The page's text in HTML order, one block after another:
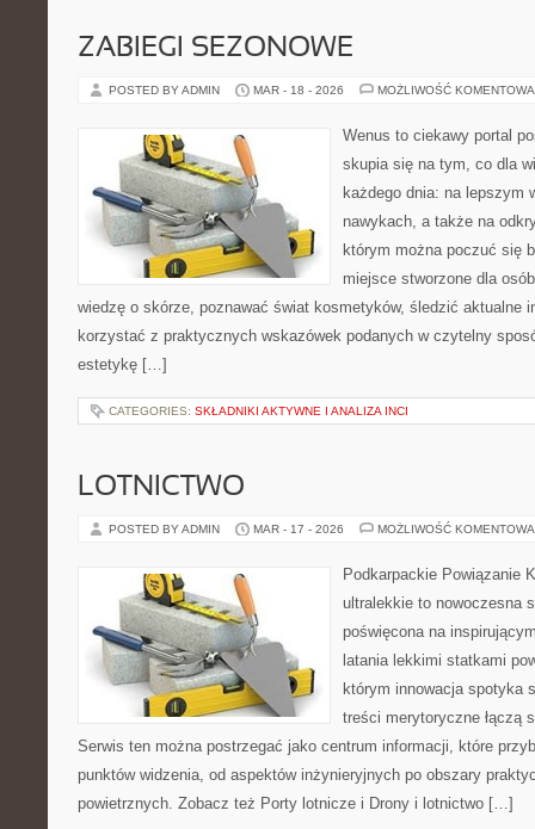
ZABIEGI SEZONOWE
POSTED BY ADMIN MAR - 18 - 2026 MOŻLIWOŚĆ
Wenus to ciekawy portal
skupia się na tym, co dla
każdego dnia: na lepszym
nawykach, a także na
którym można poczuć się
miejsce stworzone dla
wiedzę o skórze, poznawać świat kosmetyków, śledzić aktualne
korzystać z praktycznych wskazówek podanych w czytelny
estetykę […]
CATEGORIES: SKŁADNIKI AKTYWNE I ANALIZA INCI
LOTNICTWO
POSTED BY ADMIN MAR - 17 - 2026 MOŻLIWOŚĆ
Podkarpackie Powiązanie
ultralekkie to nowoczesna
poświęcona na
latania lekkimi statkami
którym innowacja spotyka
treści merytoryczne łączą
Serwis ten można postrzegać jako centrum informacji, które
punktów widzenia, od aspektów inżynieryjnych po obszary
powietrznych. Zobacz też Porty lotnicze i Drony i lotnictwo […]